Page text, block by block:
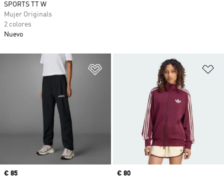
Añadir a la lista de deseos
Precio
€ 85
Precio
€ 80
SPORTS TT W
Mujer Originals
2 colores
Nuevo